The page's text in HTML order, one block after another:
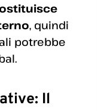
, quindi
potrebbe
Il